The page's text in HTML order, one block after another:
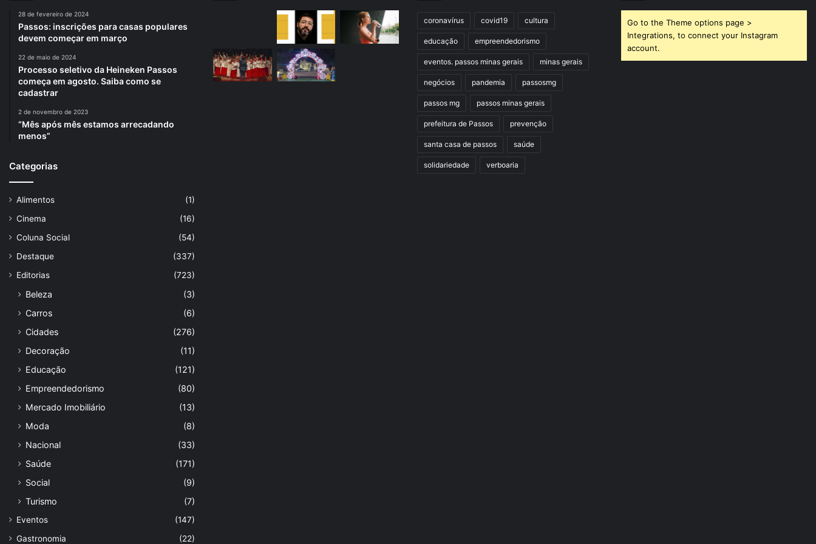
28 de fevereiro de 2024
Passos: inscrições para casas populares
devem começar em março
22 de maio de 2024
Processo seletivo da Heineken Passos
começa em agosto. Saiba como se
cadastrar
2 de novembro de 2023
“Mês após mês estamos arrecadando
menos”
Categorias
Alimentos
(1)
Cinema
(16)
Coluna Social
(54)
Destaque
(337)
Editorias
(723)
Beleza
(3)
Carros
(6)
Cidades
(276)
Decoração
(11)
Educação
(121)
Empreendedorismo
(80)
Mercado Imobiliário
(13)
Moda
(8)
Nacional
(33)
Saúde
(171)
Social
(9)
Turismo
(7)
Eventos
(147)
Gastronomia
(22)
coronavírus covid19 cultura
educação empreendedorismo
eventos. passos minas gerais minas gerais
negócios pandemia passosmg
passos mg passos minas gerais
prefeitura de Passos prevenção
santa casa de passos saúde
solidariedade verboaria
Go to the Theme options page >
Integrations, to connect your Instagram
account.